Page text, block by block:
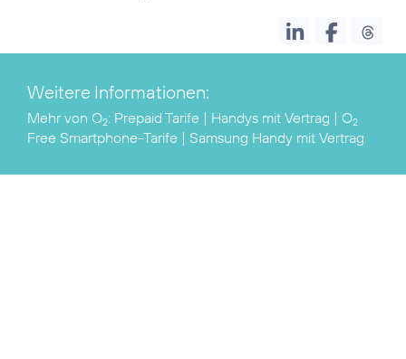
Weitere Informationen:
Mehr von O2: Prepaid Tarife | Handys mit Vertrag | O2
Free Smartphone-Tarife | Samsung Handy mit Vertrag